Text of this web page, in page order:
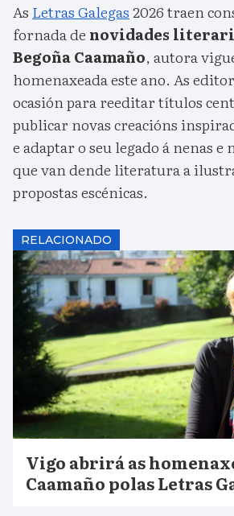
As Letras Galegas2026 traen
fornada de novidades
Begoña Caamaño, autora
homenaxeada este ano. As
ocasión para reeditar títulos
publicar novas creacións
e adaptar o seu legado á nenas e
que van dende literatura a
propostas escénicas.
RELACIONADO
Vigo abrirá as
Caamaño polas Letras